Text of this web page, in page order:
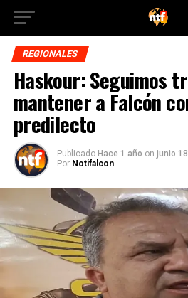
REGIONALES
Haskour: Seguimos
mantener a Falcón
predilecto
Publicado Hace 1 año on junio
Por Notifalcon